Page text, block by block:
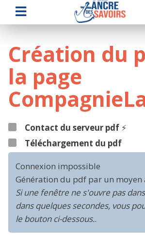
Création du
la page
Contact du serveur pdf ⚡
Téléchargement du pdf
Connexion impossible
Génération du pdf par un
Si une fenêtre ne s'ouvre pas
dans quelques secondes, vous
le bouton ci-dessous..